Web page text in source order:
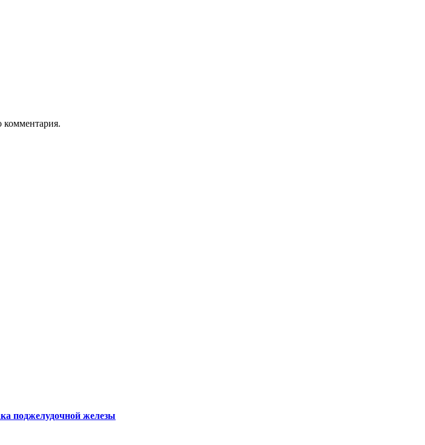
комментария.
поджелудочной железы